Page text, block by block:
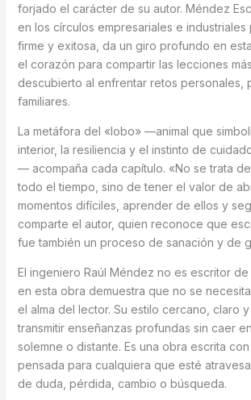
forjado el carácter de su autor. Méndez
en los círculos empresariales e
firme y exitosa, da un giro profundo en
el corazón para compartir las lecciones
descubierto al enfrentar retos personales,
familiares.
La metáfora del «lobo» —animal que
interior, la resiliencia y el instinto de
— acompaña cada capítulo. «No se trata
todo el tiempo, sino de tener el valor de
momentos difíciles, aprender de ellos y
comparte el autor, quien reconoce que
fue también un proceso de sanación y de
El ingeniero Raúl Méndez no es escritor
en esta obra demuestra que no se
el alma del lector. Su estilo cercano, claro
transmitir enseñanzas profundas sin caer
solemne o distante. Es una obra escrita
pensada para cualquiera que esté
de duda, pérdida, cambio o búsqueda.